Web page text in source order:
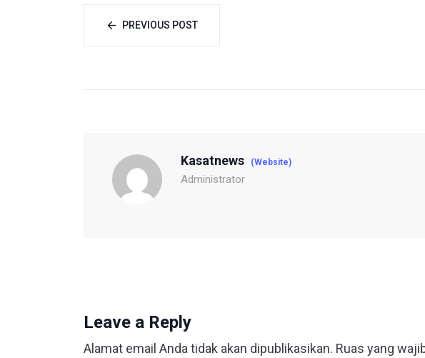
PREVIOUS POST
Kasatnews (Website)
Administrator
Leave a Reply
Alamat email Anda tidak akan dipublikasikan. Ruas yang